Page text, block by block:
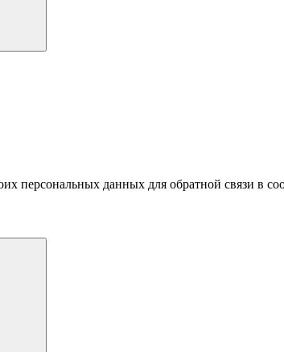
персональных данных для обратной связи в